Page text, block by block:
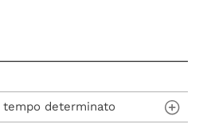
tempo determinato